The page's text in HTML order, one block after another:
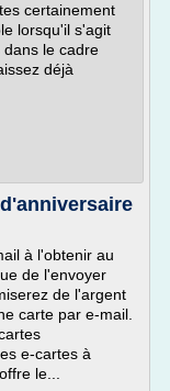
certainement
lorsqu'il s'agit
le cadre
déjà
à l'obtenir au
de l'envoyer
de l'argent
carte par e-mail.
e-cartes à
le...